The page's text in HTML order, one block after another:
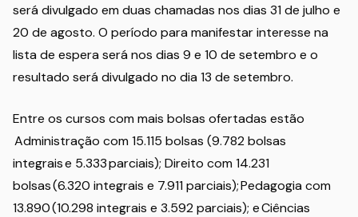
será divulgado em duas chamadas nos dias 31 de julho e
20 de agosto. O período para manifestar interesse na
lista de espera será nos dias 9 e 10 de setembro e o
resultado será divulgado no dia 13 de setembro.
Entre os cursos com mais bolsas ofertadas estão
Administração com 15.115 bolsas (9.782 bolsas
integrais e 5.333 parciais); Direito com 14.231
bolsas (6.320 integrais e 7.911 parciais); Pedagogia com
13.890 (10.298 integrais e 3.592 parciais); e Ciências